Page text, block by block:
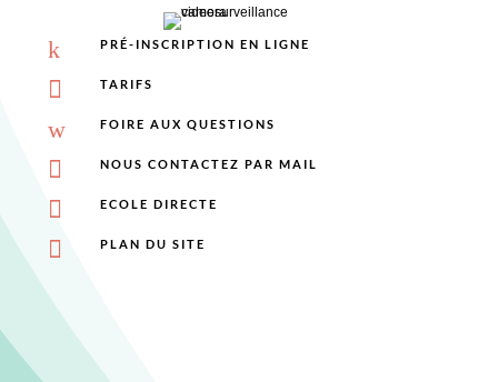
k PRÉ-INSCRIPTION EN LIGNE
 TARIFS
w FOIRE AUX QUESTIONS
 NOUS CONTACTEZ PAR MAIL
 ECOLE DIRECTE
 PLAN DU SITE